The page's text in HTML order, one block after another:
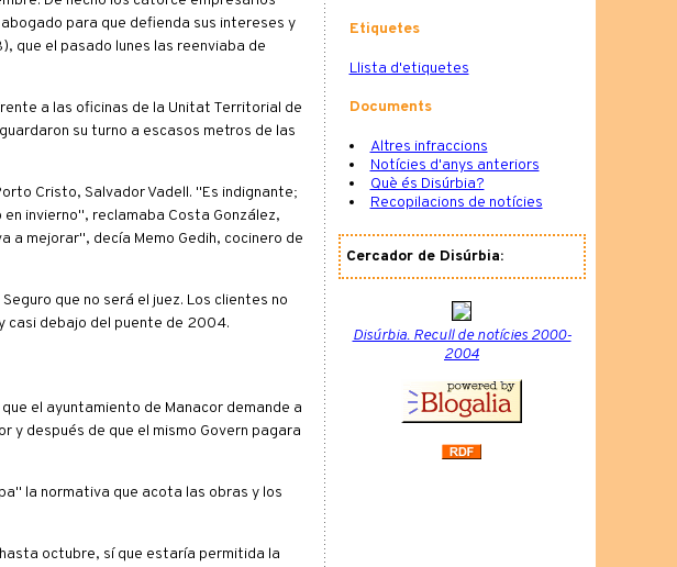
para que defienda sus intereses y
que el pasado lunes las reenviaba de
a las oficinas de la Unitat Territorial de
su turno a escasos metros de las
Cristo, Salvador Vadell. "Es indignante;
invierno", reclamaba Costa González,
a mejorar", decía Memo Gedih, cocinero de
que no será el juez. Los clientes no
casi debajo del puente de 2004.
el ayuntamiento de Manacor demande a
y después de que el mismo Govern pagara
la normativa que acota las obras y los
octubre, sí que estaría permitida la
Etiquetes
Llista d'etiquetes
Documents
Altres infraccions
Notícies d'anys anteriors
Què és Disúrbia?
Recopilacions de notícies
Cercador de Disúrbia:
Disúrbia. Recull de notícies 2000-
2004